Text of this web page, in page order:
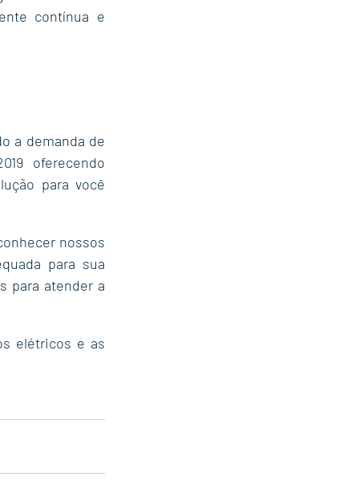
contínua e
a demanda de
oferecendo
para você
nossos
para sua
para atender a
elétricos e as